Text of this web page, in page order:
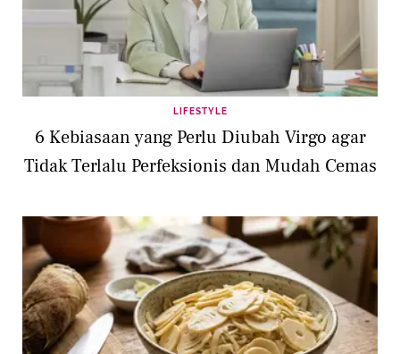
LIFESTYLE
6 Kebiasaan yang Perlu Diubah Virgo agar
Tidak Terlalu Perfeksionis dan Mudah Cemas